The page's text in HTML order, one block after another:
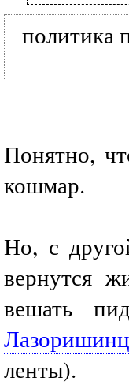
политика
Понятно,
кошмар.
Но, с
вернутся
вешать
ленты).